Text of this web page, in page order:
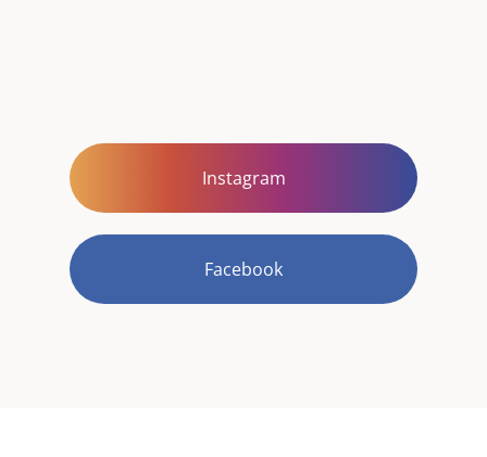
Instagram
Facebook